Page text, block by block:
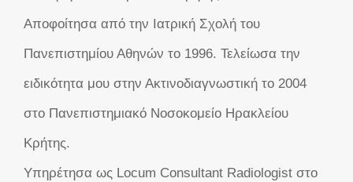
Αποφοίτησα από την Ιατρική Σχολή του
Πανεπιστημίου Αθηνών το 1996. Τελείωσα την
ειδικότητα μου στην Ακτινοδιαγνωστική το 2004
στο Πανεπιστημιακό Νοσοκομείο Ηρακλείου
Κρήτης.
Υπηρέτησα ως Locum Consultant Radiologist στο